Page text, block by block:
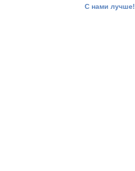
С нами лучше!